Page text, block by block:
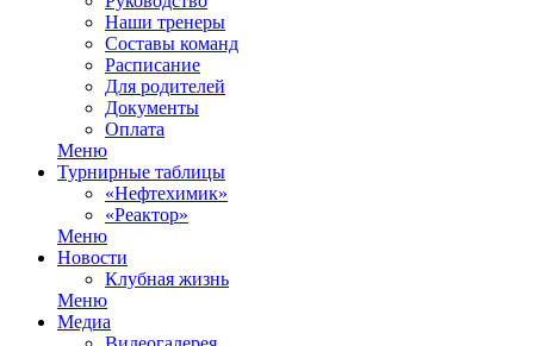
Наши тренеры
Составы команд
Расписание
Для родителей
Документы
Оплата
Меню
Турнирные таблицы
«Нефтехимик»
«Реактор»
Меню
Новости
Клубная жизнь
Меню
Медиа